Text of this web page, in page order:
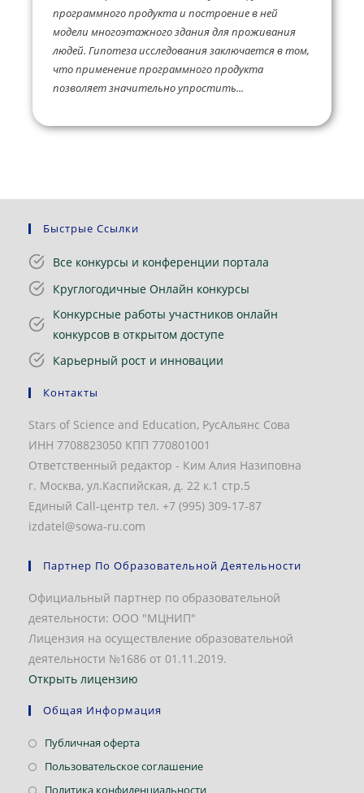
программного продукта и построение в ней
модели многоэтажного здания для проживания
людей. Гипотеза исследования заключается в том,
что применение программного продукта
позволяет значительно упростить...
Быстрые Ссылки
Все конкурсы и конференции портала
Круглогодичные Онлайн конкурсы
Конкурсные работы участников онлайн
конкурсов в открытом доступе
Карьерный рост и инновации
Контакты
Stars of Science and Education, РусАльянс Сова
ИНН 7708823050 КПП 770801001
Ответственный редактор - Ким Алия Назиповна
г. Москва, ул.Каспийская, д. 22 к.1 стр.5
Единый Call-центр тел. +7 (995) 309-17-87
izdatel@sowa-ru.com
Партнер По Образовательной Деятельности
Официальный партнер по образовательной
деятельности: ООО "МЦНИП"
Лицензия на осуществление образовательной
деятельности №1686 от 01.11.2019.
Открыть лицензию
Общая Информация
Публичная офертаОткроется
в
Пользовательское соглашениеОткроется
в
Политика конфиденциальностиОткроется